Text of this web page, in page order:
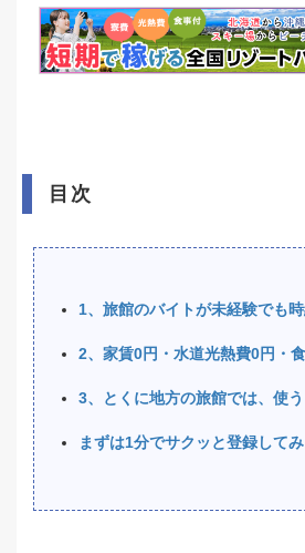
目次
1、旅館のバイトが未経験でも
2、家賃0円・水道光熱費0円・
3、とくに地方の旅館では、使
まずは1分でサクッと登録してみ